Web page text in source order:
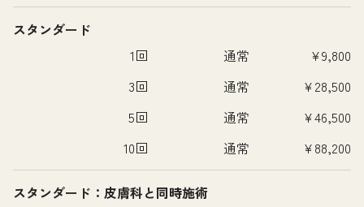
スタンダード
1回
通常
¥9,800
3回
通常
¥28,500
5回
通常
¥46,500
10回
通常 ¥88,200
スタンダード：皮膚科と同時施術